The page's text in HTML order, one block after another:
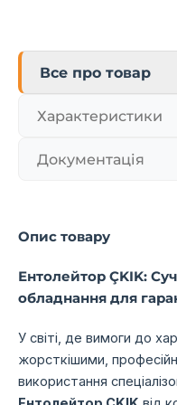
Все про товар
Характеристики
Документація
Опис товару
Ентолейтор ÇKIK:
обладнання для
У світі, де вимоги до
жорсткішими,
використання